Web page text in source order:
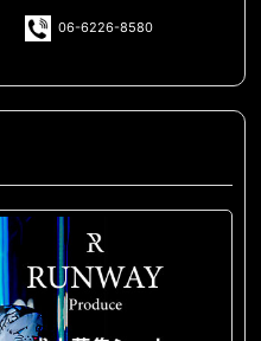
06-6226-8580